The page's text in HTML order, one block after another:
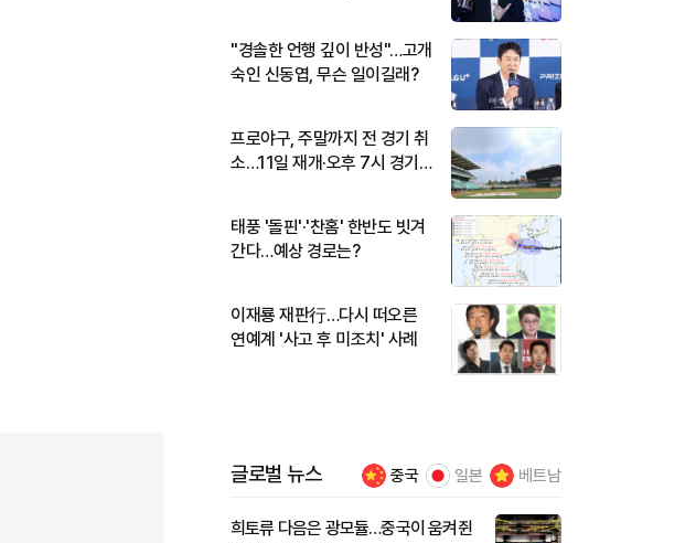
"경솔한 언행 깊이 반성"…고개
숙인 신동엽, 무슨 일이길래?
프로야구, 주말까지 전 경기 취
소…11일 재개·오후 7시 경기
태풍 '돌핀'·'찬홈' 한반도 빗겨
간다…예상 경로는?
이재룡 재판行…다시 떠오른
연예계 '사고 후 미조치' 사례
글로벌 뉴스 중국 일본 베트남
희토류 다음은 광모듈…중국이 움켜쥔